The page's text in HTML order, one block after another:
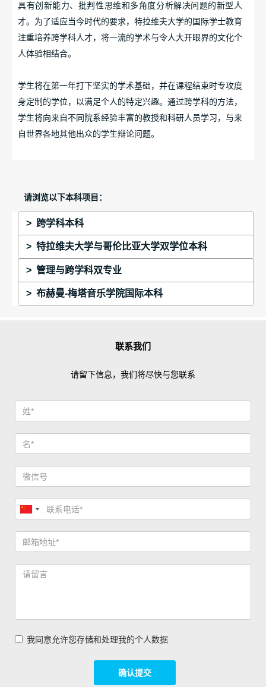
具有创新能力、批判性思维和多角度分析解决问题的新型人
才。为了适应当今时代的要求，特拉维夫大学的国际学士教育
注重培养跨学科人才， 将一流的学术与令人大开眼界的文化个
人体验相结合。
学生将在第一年打下坚实的学术基础，并在课程结束时专攻度
身定制的学位，以满足个人的特定兴趣。通过跨学科的方法，
学生将向来自不同院系经验丰富的教授和科研人员学习，与来
自世界各地其他出众的学生辩论问题。
请浏览以下本科项目：
> 跨学科本科
> 特拉维夫大学与哥伦比亚大学双学位本科
> 管理与跨学科双专业
> 布赫曼-梅塔音乐学院国际本科
联系我们
请留下信息，我们将尽快与您联系
我同意允许您存储和处理我的个人数据
确认提交